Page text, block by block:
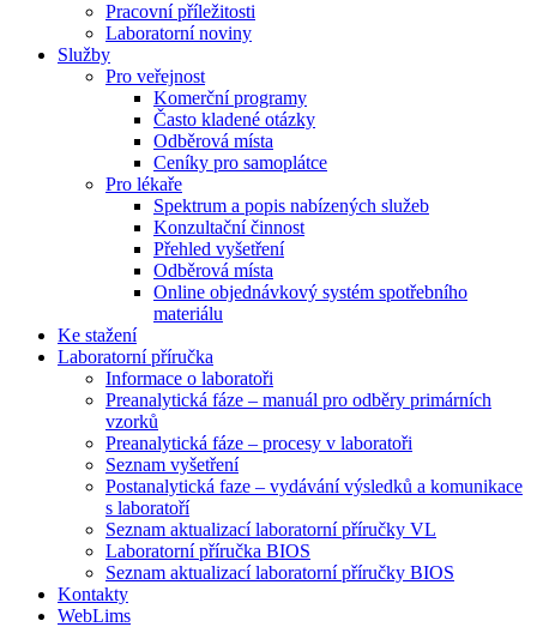
Pracovní příležitosti
Laboratorní noviny
Služby
Pro veřejnost
Komerční programy
Často kladené otázky
Odběrová místa
Ceníky pro samoplátce
Pro lékaře
Spektrum a popis nabízených služeb
Konzultační činnost
Přehled vyšetření
Odběrová místa
Online objednávkový systém spotřebního
materiálu
Ke stažení
Laboratorní příručka
Informace o laboratoři
Preanalytická fáze – manuál pro odběry primárních
vzorků
Preanalytická fáze – procesy v laboratoři
Seznam vyšetření
Postanalytická faze – vydávání výsledků a komunikace
s laboratoří
Seznam aktualizací laboratorní příručky VL
Laboratorní příručka BIOS
Seznam aktualizací laboratorní příručky BIOS
Kontakty
WebLims